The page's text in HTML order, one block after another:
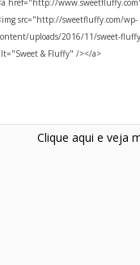
Clique aqui e veja